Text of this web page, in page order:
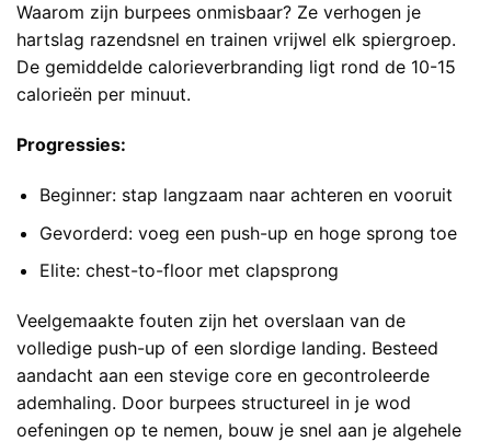
Waarom zijn burpees onmisbaar? Ze verhogen je
hartslag razendsnel en trainen vrijwel elk spiergroep.
De gemiddelde calorieverbranding ligt rond de 10-15
calorieën per minuut.
Progressies:
Beginner: stap langzaam naar achteren en vooruit
Gevorderd: voeg een push-up en hoge sprong toe
Elite: chest-to-floor met clapsprong
Veelgemaakte fouten zijn het overslaan van de
volledige push-up of een slordige landing. Besteed
aandacht aan een stevige core en gecontroleerde
ademhaling. Door burpees structureel in je wod
oefeningen op te nemen, bouw je snel aan je algehele